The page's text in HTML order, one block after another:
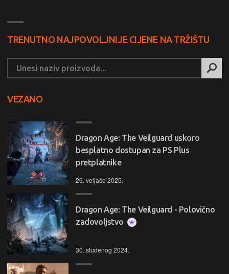
TRENUTNO NAJPOVOLJNIJE CIJENE NA TRŽIŠTU
VEZANO
Dragon Age: The Veilguard uskoro
besplatno dostupan za PS Plus
pretplatnike
26. veljače 2025.
Dragon Age: The Veilguard - Polovično
zadovoljstvo
30. studenog 2024.